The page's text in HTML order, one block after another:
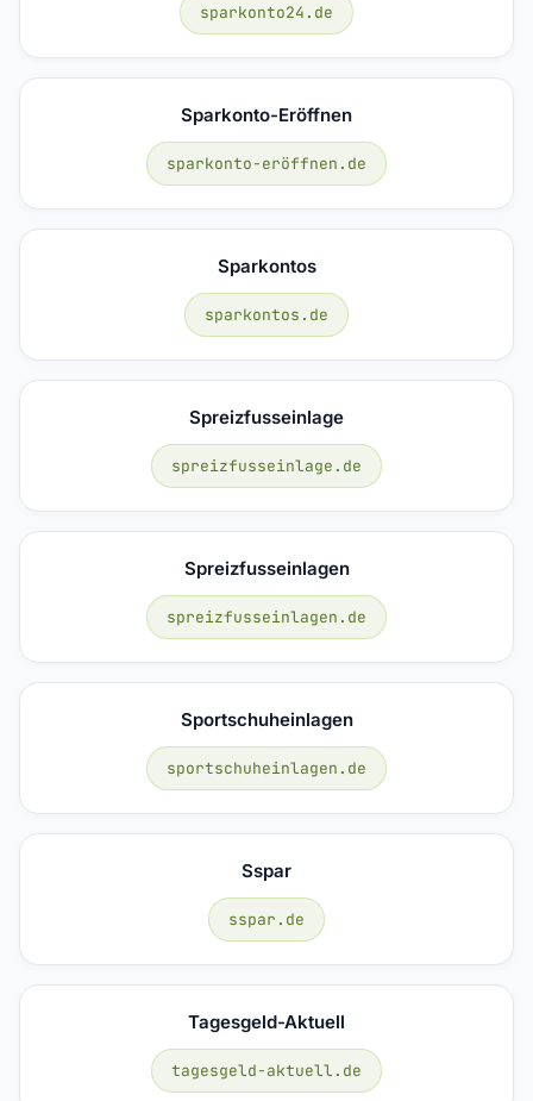
sparkonto24.de
Sparkonto-Eröffnen
sparkonto-eröffnen.de
Sparkontos
sparkontos.de
Spreizfusseinlage
spreizfusseinlage.de
Spreizfusseinlagen
spreizfusseinlagen.de
Sportschuheinlagen
sportschuheinlagen.de
Sspar
sspar.de
Tagesgeld-Aktuell
tagesgeld-aktuell.de